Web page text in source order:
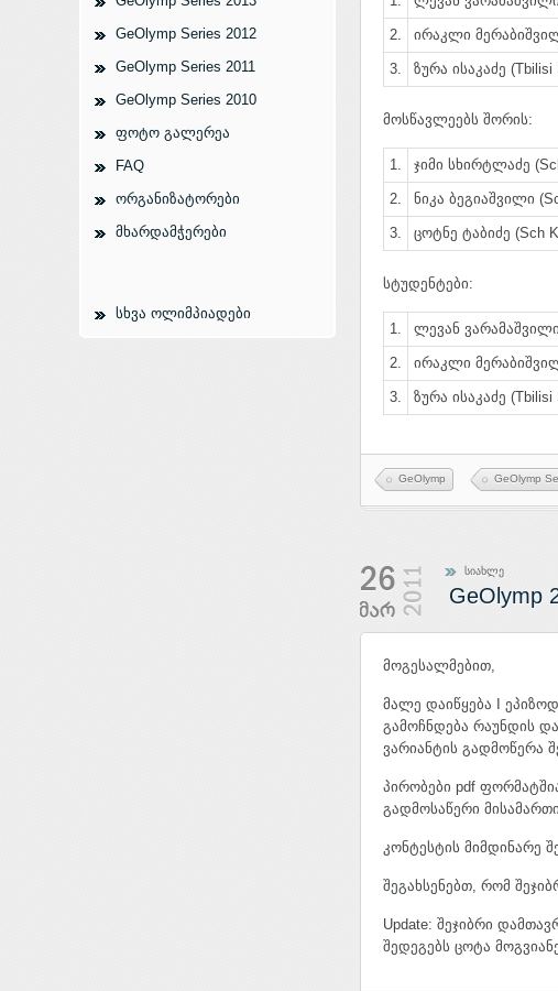
GeOlymp Series 2012
GeOlymp Series 2011
GeOlymp Series 2010
ფოტო გალერეა
FAQ
ორგანიზატორები
მხარდამჭერები
სხვა ოლიმპიადები
2. ირაკლი
3. ზურა ისაკაძე (Tbilisi
მოსწავლეებს შორის:
1. ჯიმი სხირტლაძე
2. ნიკა ბეგიაშვილი
3. ცოტნე ტაბიძე (Sch
სტუდენტები:
1. ლევან
2. ირაკლი
3. ზურა ისაკაძე (Tbilisi
GeOlymp GeOlymp
სიახლე
GeOlymp
მოგესალმებით,
მალე დაიწყება I
გამოჩნდება რაუნდის
ვარიანტის გადმოწერა
პირობები pdf
გადმოსაწერი
კონტესტის მიმდინარე
შეგახსენებთ, რომ
Update: შეჯიბრი
შედეგებს ცოტა